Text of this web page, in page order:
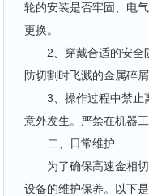
轮的安装是否牢固、电
更换。
2、穿戴合适的安全防
防切割时飞溅的金属碎
3、操作过程中禁止离
意外发生。严禁在机器
二、日常维护
为了确保高速金相切
设备的维护保养。以下